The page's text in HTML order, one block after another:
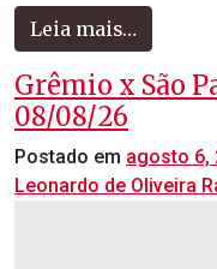
Leia mais…
Grêmio x São
08/08/26
Postado em agosto 6,
Leonardo de Oliveira